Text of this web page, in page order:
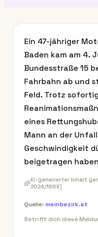
Ein 47-jähriger
Baden kam am 4.
Bundesstraße 15
Fahrbahn ab und
Feld. Trotz
eines
Mann an der
Geschwindigkeit
beigetragen
KI-generierter Inhalt
2024/1689)
Quelle: meinbezirk.at
Betrifft dich diese